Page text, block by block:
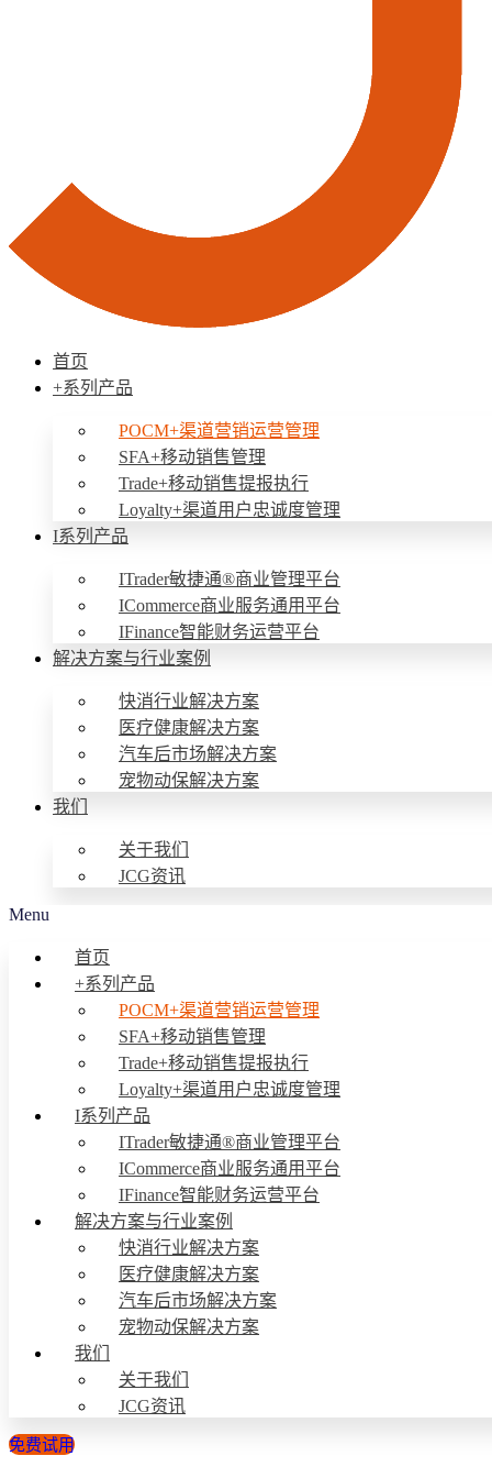
首页
+系列产品
POCM+渠道营销运营管理
SFA+移动销售管理
Trade+移动销售提报执行
Loyalty+渠道用户忠诚度管理
I系列产品
ITrader敏捷通®商业管理平台
ICommerce商业服务通用平台
IFinance智能财务运营平台
解决方案与行业案例
快消行业解决方案
医疗健康解决方案
汽车后市场解决方案
宠物动保解决方案
我们
关于我们
JCG资讯
Menu
首页
+系列产品
POCM+渠道营销运营管理
SFA+移动销售管理
Trade+移动销售提报执行
Loyalty+渠道用户忠诚度管理
I系列产品
ITrader敏捷通®商业管理平台
ICommerce商业服务通用平台
IFinance智能财务运营平台
解决方案与行业案例
快消行业解决方案
医疗健康解决方案
汽车后市场解决方案
宠物动保解决方案
我们
关于我们
JCG资讯
免费试用